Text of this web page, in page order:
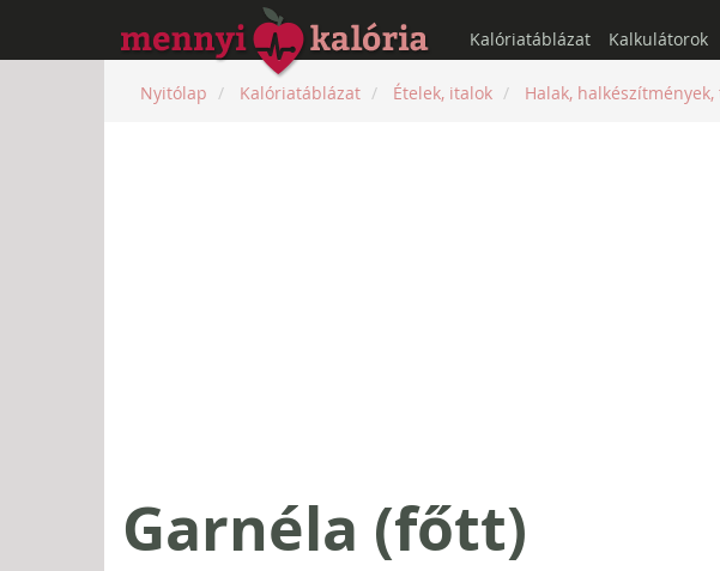
Kalóriatáblázat Kalkulátorok
Nyitólap Kalóriatáblázat Ételek, italok Halak,
Garnéla (főtt)